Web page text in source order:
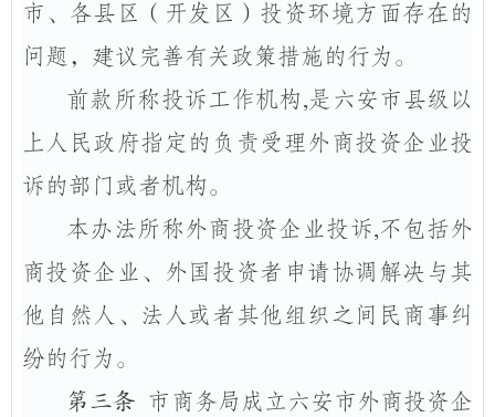
市、各县区（开发区）投资环境方面存在的
问题，建议完善有关政策措施的行为。
前款所称投诉工作机构,是六安市县级以
上人民政府指定的负责受理外商投资企业投
诉的部门或者机构。
本办法所称外商投资企业投诉,不包括外
商投资企业、外国投资者申请协调解决与其
他自然人、法人或者其他组织之间民商事纠
纷的行为。
第三条 市商务局成立六安市外商投资企